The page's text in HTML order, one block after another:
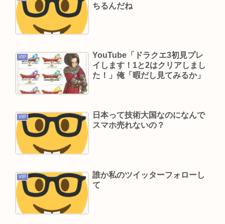
い小さいのがいるのになんで猫はみんな同じ大き
さなの？」
新しいキーボード買いたいんだけど、今のキーボ
ード壊れなくて買う理由が見つからない
「世界唯一の被爆国は北朝鮮」と主張し、チラシ
及川光博、56歳の “おめでた婚” に祝福続々 SNS
では「檀れいと離婚してたの？」驚く声も
【世論調査】ウクライナ戦争を特に支持する属
情報源テレビ
楽しんご、神田うのの印象を率直に吐露「あまり
にも素っ気ない態度を取られて寂しい」
ちるんだね
VIP
YouTube「ドラクエ3初見プレ
イします！1と2はクリアしまし
た！」俺「暇だし見てみるか」
VIP
日本って技術大国なのになんで
スマホ売れないの？
VIP
誰か私のツイッターフォローし
て